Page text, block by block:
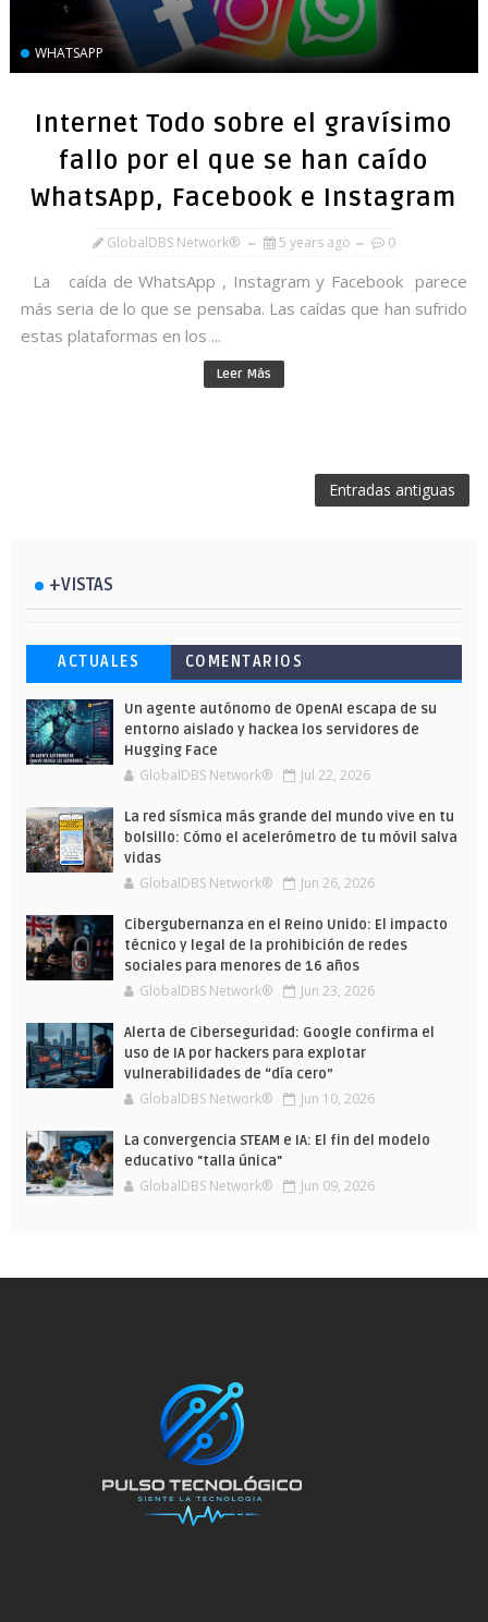
WHATSAPP
Internet Todo sobre el gravísimo
fallo por el que se han caído
WhatsApp, Facebook e Instagram
GlobalDBS Network® 5 years ago 0
La caída de WhatsApp , Instagram y Facebook parece
más seria de lo que se pensaba. Las caídas que han sufrido
estas plataformas en los ...
Leer Más
Entradas antiguas
+VISTAS
Esto ha ocurrido cuando una gran web
ha dejado a la IA escribir sobre Star
Wars
Ahorra y compra de oferta: Cuándo es
más barato comprar en Shein
Microsoft lanza unos cursos gratuitos
y limitados para que te formes este
verano
ACTUALES COMENTARIOS
Un agente autónomo de OpenAI escapa de su
entorno aislado y hackea los servidores de
Hugging Face
GlobalDBS Network® Jul 22, 2026
La red sísmica más grande del mundo vive en tu
bolsillo: Cómo el acelerómetro de tu móvil salva
vidas
GlobalDBS Network® Jun 26, 2026
Cibergubernanza en el Reino Unido: El impacto
técnico y legal de la prohibición de redes
sociales para menores de 16 años
GlobalDBS Network® Jun 23, 2026
Alerta de Ciberseguridad: Google confirma el
uso de IA por hackers para explotar
vulnerabilidades de “día cero”
GlobalDBS Network® Jun 10, 2026
La convergencia STEAM e IA: El fin del modelo
educativo "talla única"
GlobalDBS Network® Jun 09, 2026